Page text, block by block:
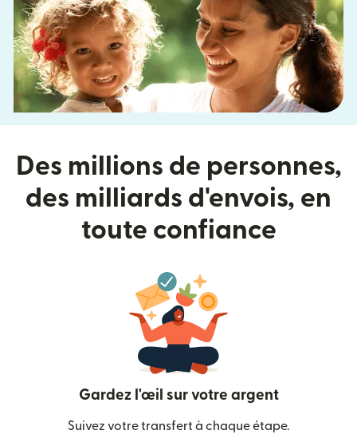
Des millions de personnes,
des milliards d'envois, en
toute confiance
Gardez l'œil sur votre argent
Suivez votre transfert à chaque étape.